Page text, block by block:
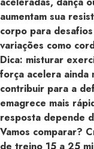
aumentam sua
corpo para
variações como
Dica: misturar
força acelera ainda
contribuir para a
emagrece mais
resposta depende
Vamos comparar?